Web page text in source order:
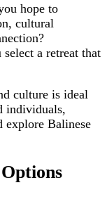
hope to
cultural
a retreat that
culture is ideal
individuals,
explore Balinese